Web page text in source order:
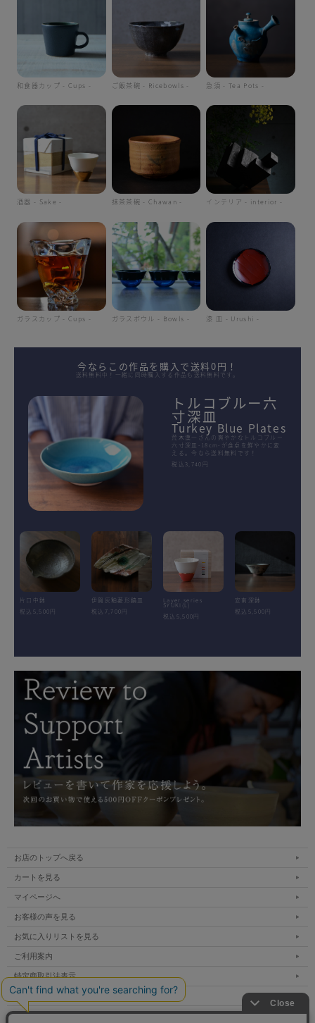
和食器カップ - Cups - ご飯茶碗 - Ricebowls - 急須 - Tea Pots -
酒器 - Sake - 抹茶茶碗 - Chawan - インテリア - interior -
ガラスカップ - Cups - ガラスボウル - Bowls - 漆 皿 - Urushi -
今ならこの作品を購入で送料0円！
送料無料中！一緒に同時購入する作品も送料無料です。
トルコブルー六
寸深皿
Turkey Blue Plates
荒木漢一さんの爽やかなトルコブルー
六寸深皿-18cm-が食卓を鮮やかに変
える。今なら送料無料です！
税込3,740円
片口中鉢
税込5,500円
伊賀灰釉菱形鎬皿
税込7,700円
Layer.series
SYUKI(L)
税込5,500円
安南深鉢
税込5,500円
お店のトップへ戻る
カートを見る
マイページへ
お客様の声を見る
お気に入りリストを見る
ご利用案内
特定商取引法表示
個人情報の取扱い
サイトマップ